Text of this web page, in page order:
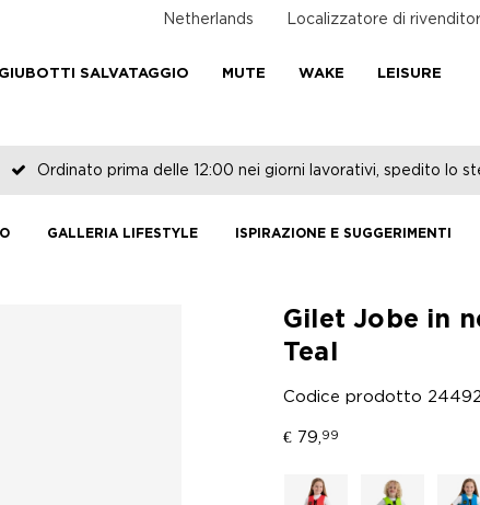
Localizzatore di
Netherlands
GIUBOTTI SALVATAGGIO MUTE WAKE LEISURE
Ordinato prima delle 12:00 nei giorni lavorativi, spedito lo
GALLERIA LIFESTYLE ISPIRAZIONE E SUGGERIMENTI
Gilet Jobe in
Teal
Codice prodotto
€ 79, 99